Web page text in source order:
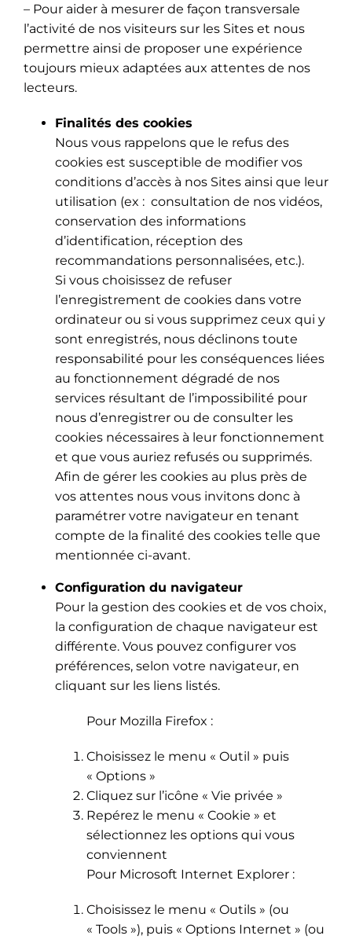
– Pour aider à mesurer de façon transversale
l’activité de nos visiteurs sur les Sites et nous
permettre ainsi de proposer une expérience
toujours mieux adaptées aux attentes de nos
lecteurs.
Finalités des cookies
Nous vous rappelons que le refus des
cookies est susceptible de modifier vos
conditions d’accès à nos Sites ainsi que leur
utilisation (ex : consultation de nos vidéos,
conservation des informations
d’identification, réception des
recommandations personnalisées, etc.).
Si vous choisissez de refuser
l’enregistrement de cookies dans votre
ordinateur ou si vous supprimez ceux qui y
sont enregistrés, nous déclinons toute
responsabilité pour les conséquences liées
au fonctionnement dégradé de nos
services résultant de l’impossibilité pour
nous d’enregistrer ou de consulter les
cookies nécessaires à leur fonctionnement
et que vous auriez refusés ou supprimés.
Afin de gérer les cookies au plus près de
vos attentes nous vous invitons donc à
paramétrer votre navigateur en tenant
compte de la finalité des cookies telle que
mentionnée ci-avant.
Configuration du navigateur
Pour la gestion des cookies et de vos choix,
la configuration de chaque navigateur est
différente. Vous pouvez configurer vos
préférences, selon votre navigateur, en
cliquant sur les liens listés.
Pour Mozilla Firefox :
Choisissez le menu « Outil » puis
« Options »
Cliquez sur l’icône « Vie privée »
Repérez le menu « Cookie » et
sélectionnez les options qui vous
conviennent
Pour Microsoft Internet Explorer :
Choisissez le menu « Outils » (ou
« Tools »), puis « Options Internet » (ou